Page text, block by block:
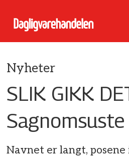
Nyheter
SLIK GIKK
Navnet er langt,